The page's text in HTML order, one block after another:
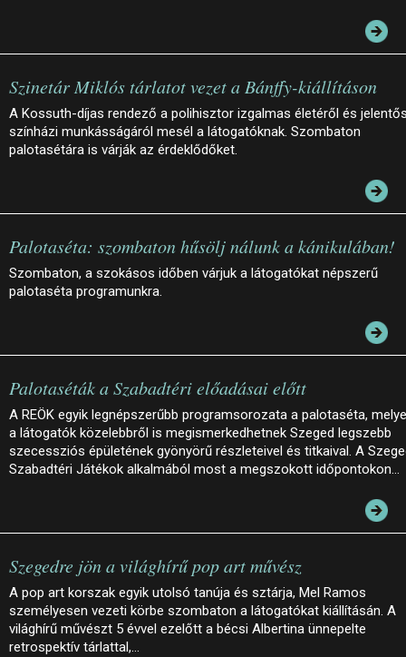
Szinetár Miklós tárlatot vezet a Bánffy-kiállításon
A Kossuth-díjas rendező a polihisztor izgalmas életéről és
színházi munkásságáról mesél a látogatóknak. Szombaton
palotasétára is várják az érdeklődőket.
Palotaséta: szombaton hűsölj nálunk a kánikulában!
Szombaton, a szokásos időben várjuk a látogatókat népszerű
palotaséta programunkra.
Palotaséták a Szabadtéri előadásai előtt
A REÖK egyik legnépszerűbb programsorozata a palotaséta,
a látogatók közelebbről is megismerkedhetnek Szeged legszebb
szecessziós épületének gyönyörű részleteivel és titkaival. A
Szabadtéri Játékok alkalmából most a megszokott időpontokon…
Szegedre jön a világhírű pop art művész
A pop art korszak egyik utolsó tanúja és sztárja, Mel Ramos
személyesen vezeti körbe szombaton a látogatókat kiállításán. A
világhírű művészt 5 évvel ezelőtt a bécsi Albertina ünnepelte
retrospektív tárlattal,…